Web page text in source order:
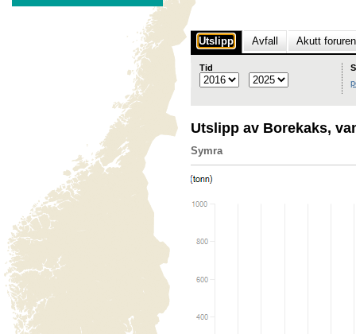
Utslipp Avfall Akutt
Tid
Utslipp av Borekaks,
Symra